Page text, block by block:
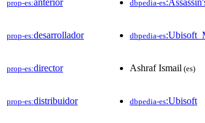
prop-es: dbpedia-es
prop-es:desarrollador dbpedia-es
prop-es:director Ashraf Ismail (es)
prop-es:distribuidor dbpedia-es:Ubisoft